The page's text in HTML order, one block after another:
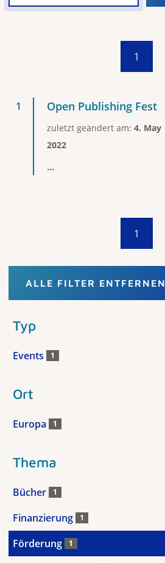
1
Open Publishing Fest
zuletzt geändert am: 4. May
2022
...
1
ALLE FILTER ENTFERNEN
Typ
Events 1
Ort
Europa 1
Thema
Bücher 1
Finanzierung 1
Förderung 1